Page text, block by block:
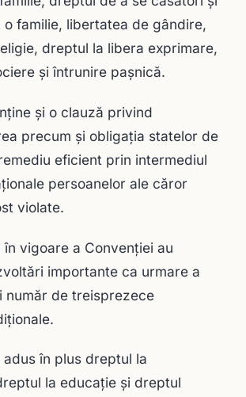
o familie, libertatea de gândire,
dreptul la libera exprimare,
și întrunire pașnică.
și o clauză privind
precum și obligația statelor de
eficient prin intermediul
persoanelor ale căror
violate.
în vigoare a Convenţiei au
importante ca urmare a
număr de treisprezece
adus în plus dreptul la
la educație și dreptul